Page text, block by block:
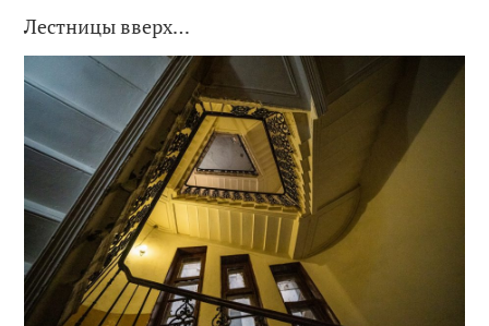
Лестницы вверх…